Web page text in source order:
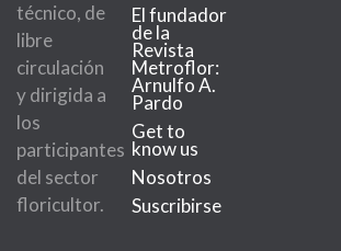
técnico, de
libre
circulación
y dirigida a
los
participantes
del sector
floricultor.
El fundador
de la
Revista
Metroflor:
Arnulfo A.
Pardo
Get to
know us
Nosotros
Suscribirse